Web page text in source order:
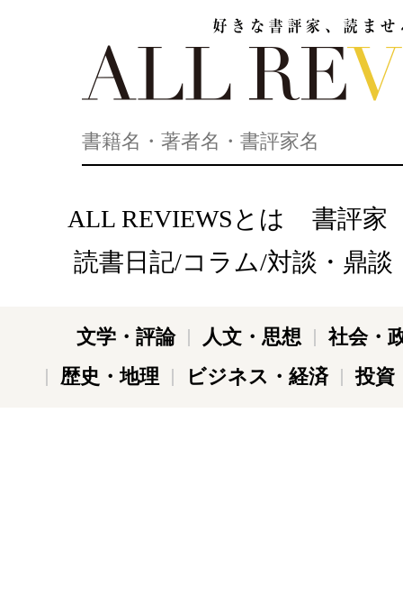
ALL REVIEWSとは
書評家
読書日記/コラム/対談・鼎談
文学・評論 人文・思想
社会・
歴史・地理
ビジネス・経済 投資